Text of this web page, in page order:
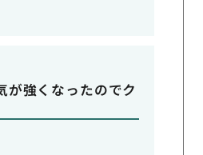
が強くなったのでク